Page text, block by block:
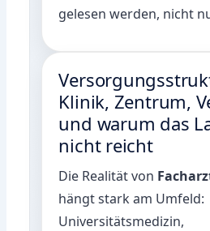
gelesen werden, nicht
Klinik, Zentrum,
und warum das
nicht reicht
Die Realität von
hängt stark am Umfeld:
Universitätsmedizin,